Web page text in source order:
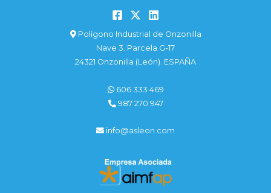
Polígono Industrial de Onzonilla
Nave 3. Parcela G-17
24321 Onzonilla (León). ESPAÑA
606 333 469
987 270 947
info@asleon.com